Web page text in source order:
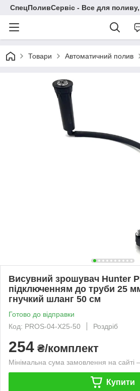
СпецПоливСервіс - Все для поливу,
Товари Автоматичний полив
Висувний зрошувач Hunter
підключенням до труби 25
гнучкий шланг 50 см
Готово до відправки
Код: PROS-04-Х25-50
Роздріб
254 ₴/комплект
Мінімальна сума замовлення на сайті
Купити